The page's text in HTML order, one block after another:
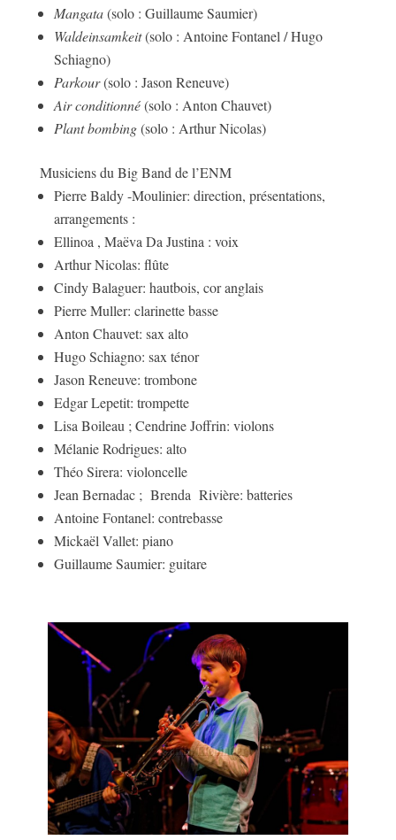
Mangata(solo : Guillaume Saumier)
Waldeinsamkeit(solo : Antoine Fontanel / Hugo
Schiagno)
Parkour(solo : Jason Reneuve)
Air conditionné(solo : Anton Chauvet)
Plant bombing(solo : Arthur Nicolas)
Musiciens du Big Band de l’ENM
Pierre Baldy -Moulinier: direction, présentations,
arrangements :
Ellinoa , Maëva Da Justina : voix
Arthur Nicolas: flûte
Cindy Balaguer: hautbois, cor anglais
Pierre Muller: clarinette basse
Anton Chauvet: sax alto
Hugo Schiagno: sax ténor
Jason Reneuve: trombone
Edgar Lepetit: trompette
Lisa Boileau ; Cendrine Joffrin: violons
Mélanie Rodrigues: alto
Théo Sirera: violoncelle
Jean Bernadac ; Brenda Rivière: batteries
Antoine Fontanel: contrebasse
Mickaël Vallet: piano
Guillaume Saumier: guitare